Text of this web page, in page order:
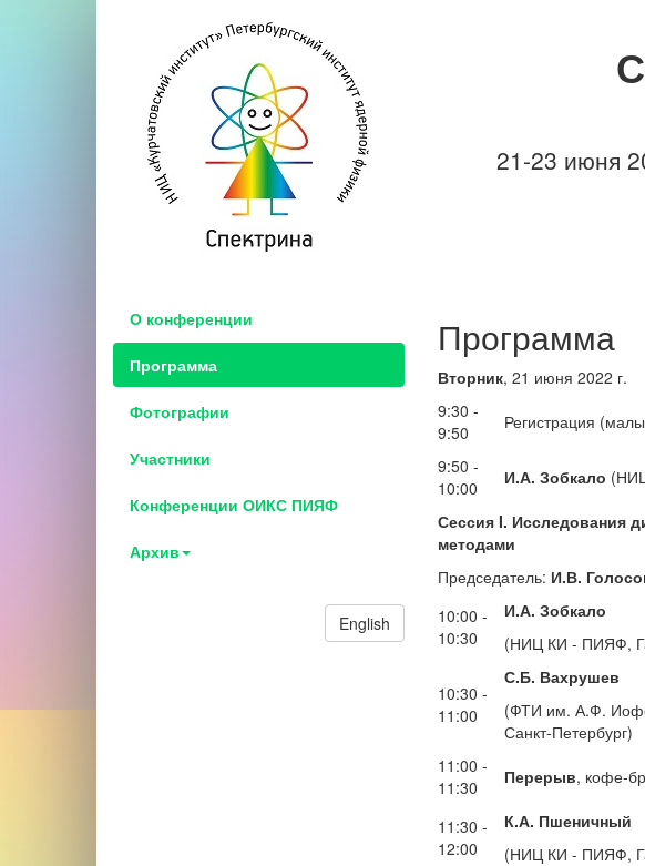
21-23 июня
О конференции
Программа
Фотографии
Участники
Конференции ОИКС ПИЯФ
Архив
English
Программа
Вторник, 21 июня 2022 г.
9:30 -
9:50
Регистрация
9:50 -
10:00
И.А. Зобкало
Сессия I. Исследования
методами
Председатель: И.В.
10:00 -
10:30
И.А. Зобкало
(НИЦ КИ - ПИЯФ,
10:30 -
11:00
С.Б. Вахрушев
(ФТИ им. А.Ф.
Санкт-Петербург)
11:00 -
11:30
Перерыв, кофе-
11:30 -
12:00
К.А. Пшеничный
(НИЦ КИ - ПИЯФ,